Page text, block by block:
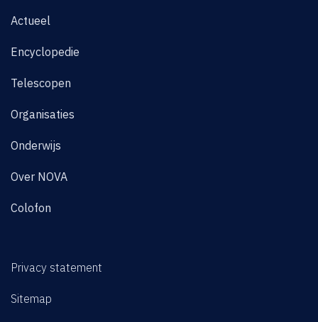
Actueel
Encyclopedie
Telescopen
Organisaties
Onderwijs
Over NOVA
Colofon
Privacy statement
Sitemap